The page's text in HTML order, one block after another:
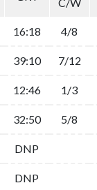
16:18 4/8
39:10 7/12
12:46 1/3
32:50 5/8
DNP
DNP
16:18 4/8
39:10 7/12
12:46 1/3
32:50 5/8
DNP
DNP